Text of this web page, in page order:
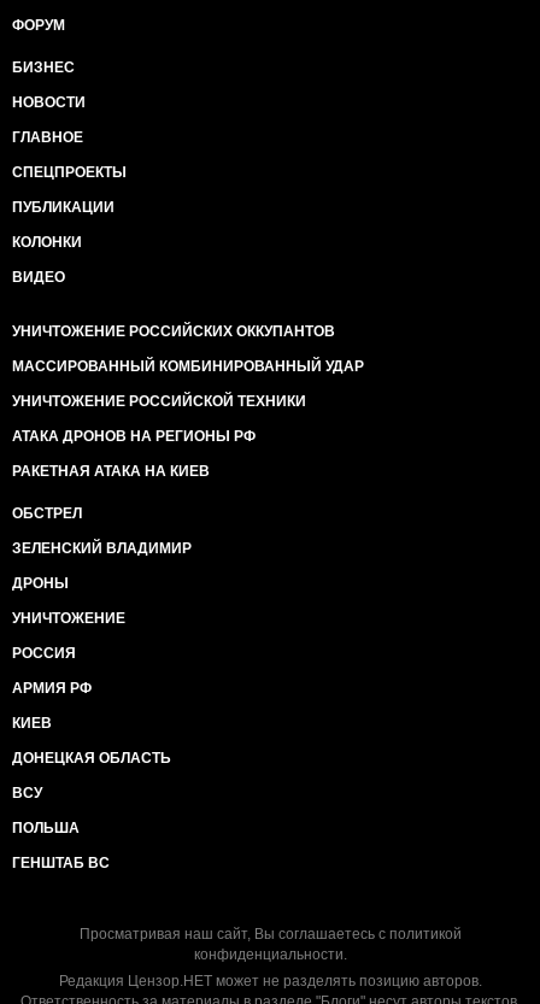
ФОРУМ
БИЗНЕС
НОВОСТИ
ГЛАВНОЕ
СПЕЦПРОЕКТЫ
ПУБЛИКАЦИИ
КОЛОНКИ
ВИДЕО
УНИЧТОЖЕНИЕ РОССИЙСКИХ ОККУПАНТОВ
МАССИРОВАННЫЙ КОМБИНИРОВАННЫЙ УДАР
УНИЧТОЖЕНИЕ РОССИЙСКОЙ ТЕХНИКИ
АТАКА ДРОНОВ НА РЕГИОНЫ РФ
РАКЕТНАЯ АТАКА НА КИЕВ
ОБСТРЕЛ
ЗЕЛЕНСКИЙ ВЛАДИМИР
ДРОНЫ
УНИЧТОЖЕНИЕ
РОССИЯ
АРМИЯ РФ
КИЕВ
ДОНЕЦКАЯ ОБЛАСТЬ
ВСУ
ПОЛЬША
ГЕНШТАБ ВС
Просматривая наш сайт, Вы соглашаетесь с политикой
конфиденциальности.
Редакция Цензор.НЕТ может не разделять позицию авторов.